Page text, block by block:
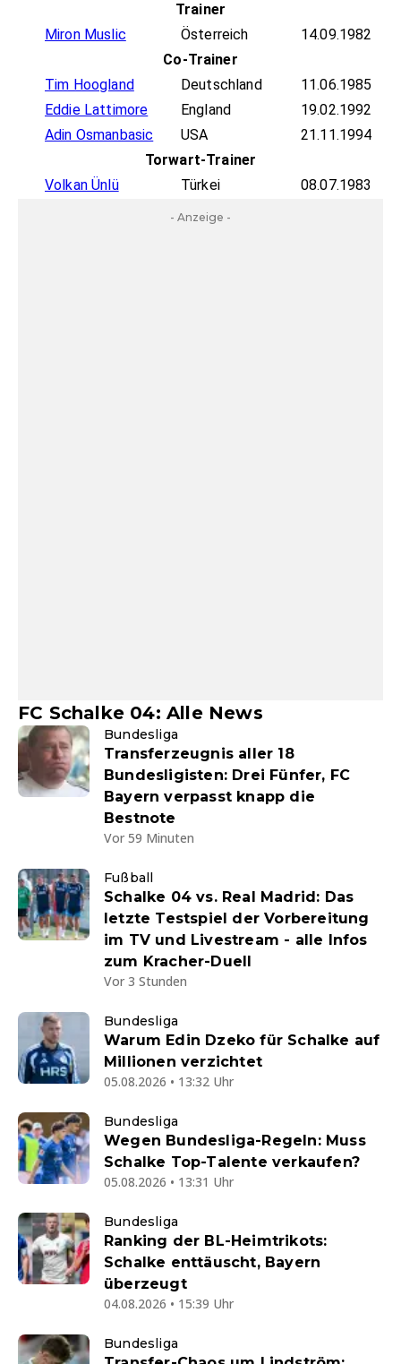
Trainer
Miron Muslic
Österreich
14.09.1982
Co-Trainer
Tim Hoogland
Deutschland
11.06.1985
Eddie Lattimore
England
19.02.1992
Adin Osmanbasic
USA
21.11.1994
Torwart-Trainer
Volkan Ünlü
Türkei 08.07.1983
- Anzeige -
FC Schalke 04: Alle News
Bundesliga
Transferzeugnis aller 18
Bundesligisten: Drei Fünfer, FC
Bayern verpasst knapp die
Bestnote
Vor 59 Minuten
Fußball
Schalke 04 vs. Real Madrid: Das
letzte Testspiel der Vorbereitung
im TV und Livestream - alle Infos
zum Kracher-Duell
Vor 3 Stunden
Bundesliga
Warum Edin Dzeko für Schalke auf
Millionen verzichtet
05.08.2026 • 13:32 Uhr
Bundesliga
Wegen Bundesliga-Regeln: Muss
Schalke Top-Talente verkaufen?
05.08.2026 • 13:31 Uhr
Bundesliga
Ranking der BL-Heimtrikots:
Schalke enttäuscht, Bayern
überzeugt
04.08.2026 • 15:39 Uhr
Bundesliga